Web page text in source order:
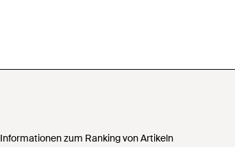
Informationen zum Ranking von Artikeln